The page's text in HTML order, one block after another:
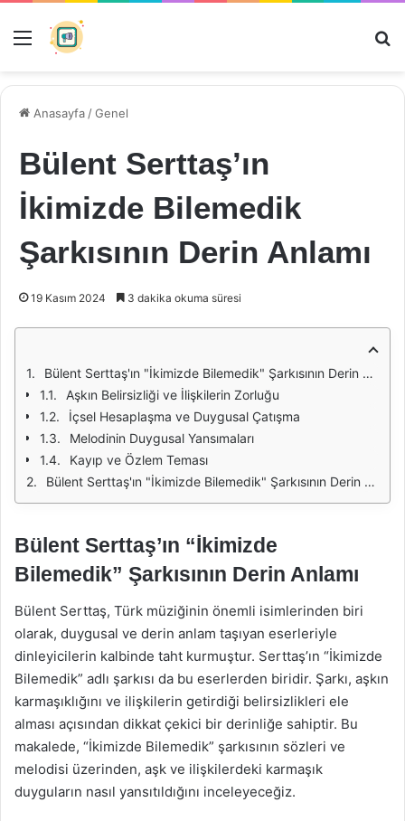
Menü
Anasayfa /Genel
Bülent Serttaş’ın
İkimizde Bilemedik
Şarkısının Derin Anlamı
19 Kasım 2024 3 dakika okuma süresi
Bülent Serttaş'ın "İkimizde Bilemedik" Şarkısının Derin Anlamı
Aşkın Belirsizliği ve İlişkilerin Zorluğu
İçsel Hesaplaşma ve Duygusal Çatışma
Melodinin Duygusal Yansımaları
Kayıp ve Özlem Teması
Bülent Serttaş'ın "İkimizde Bilemedik" Şarkısının Derin Anlamı
Bülent Serttaş’ın “İkimizde
Bilemedik” Şarkısının Derin Anlamı
Bülent Serttaş, Türk müziğinin önemli isimlerinden biri
olarak, duygusal ve derin anlam taşıyan eserleriyle
dinleyicilerin kalbinde taht kurmuştur. Serttaş’ın “İkimizde
Bilemedik” adlı şarkısı da bu eserlerden biridir. Şarkı, aşkın
karmaşıklığını ve ilişkilerin getirdiği belirsizlikleri ele
alması açısından dikkat çekici bir derinliğe sahiptir. Bu
makalede, “İkimizde Bilemedik” şarkısının sözleri ve
melodisi üzerinden, aşk ve ilişkilerdeki karmaşık
duyguların nasıl yansıtıldığını inceleyeceğiz.